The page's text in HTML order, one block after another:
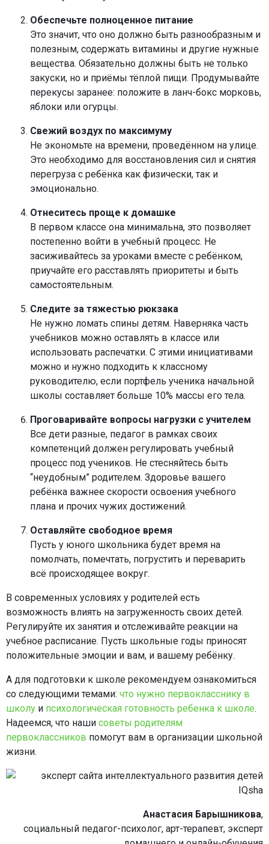
Обеспечьте полноценное питание
Это значит, что оно должно быть разнообразным и
полезным, содержать витамины и другие нужные
вещества. Обязательно должны быть не только
закуски, но и приёмы тёплой пищи. Продумывайте
перекусы заранее: положите в ланч-бокс морковь,
яблоки или огурцы.
Свежий воздух по максимуму
Не экономьте на времени, проведённом на улице.
Это необходимо для восстановления сил и снятия
перегруза с ребёнка как физически, так и
эмоционально.
Отнеситесь проще к домашке
В первом классе она минимальна, это позволяет
постепенно войти в учебный процесс. Не
засиживайтесь за уроками вместе с ребёнком,
приучайте его расставлять приоритеты и быть
самостоятельным.
Следите за тяжестью рюкзака
Не нужно ломать спины детям. Наверняка часть
учебников можно оставлять в классе или
использовать распечатки. С этими инициативами
можно и нужно подходить к классному
руководителю, если портфель ученика начальной
школы составляет больше 10% массы его тела.
Проговаривайте вопросы нагрузки с учителем
Все дети разные, педагог в рамках своих
компетенций должен регулировать учебный
процесс под учеников. Не стесняйтесь быть
“неудобным” родителем. Здоровье вашего
ребёнка важнее скорости освоения учебного
плана и прочих чужих достижений.
Оставляйте свободное время
Пусть у юного школьника будет время на
помолчать, помечтать, погрустить и переварить
всё происходящее вокруг.
В современных условиях у родителей есть
возможность влиять на загруженность своих детей.
Регулируйте их занятия и отслеживайте реакции на
учебное расписание. Пусть школьные годы приносят
положительные эмоции и вам, и вашему ребёнку.
А для подготовки к школе рекомендуем ознакомиться
со следующими темами: что нужно первокласснику в
школу и психологическая готовность ребенка к школе.
Надеемся, что наши советы родителям
первоклассников помогут вам в организации школьной
жизни.
Анастасия Барышникова,
социальный педагог-психолог, арт-терапевт, эксперт